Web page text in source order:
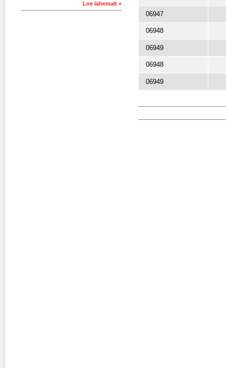
Loe lähemalt »
06947
06948
06949
06948
06949